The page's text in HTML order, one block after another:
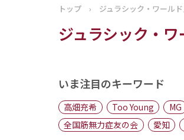
トップページ
お知らせ
トップ › ジュラシック・ワール
ジュラシック・
いま注目のキーワード
高畑充希 Too Young MG
全国筋無力症友の会
愛知